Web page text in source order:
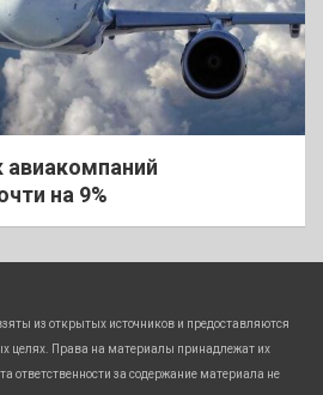
на 9%
из открытых источников и предоставляются
целях. Права на материалы принадлежат их
ответственности за содержание материала не